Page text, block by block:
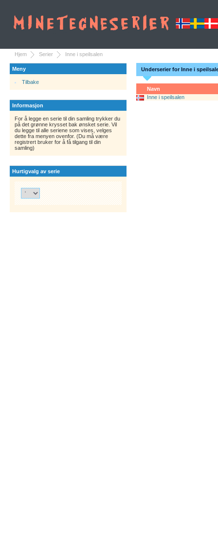
Hjem Serier Inne i speilsalen
Meny
Tilbake
Informasjon
For å legge en serie til din samling trykker du
på det grønne krysset bak ønsket serie. Vil
du legge til alle seriene som vises, velges
dette fra menyen ovenfor. (Du må være
registrert bruker for å få tilgang til din
samling)
Hurtigvalg av serie
Underserier for Inne i
Navn
Inne i speilsalen